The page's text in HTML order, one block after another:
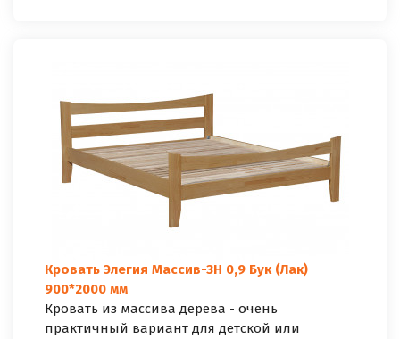
Кровать Элегия Массив-3Н 0,9 Бук (Лак)
900*2000 мм
Кровать из массива дерева - очень
практичный вариант для детской или